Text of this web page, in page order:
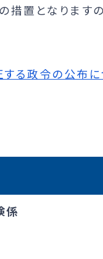
置となります
る政令の公布
係